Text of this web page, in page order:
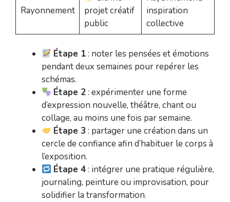
Rayonnement
projet créatif
public
inspiration
collective
Étape 1: noter les pensées et émotions
pendant deux semaines pour repérer les
schémas.
Étape 2: expérimenter une forme
d’expression nouvelle, théâtre, chant ou
collage, au moins une fois par semaine.
Étape 3 : partager une création dans un
cercle de confiance afin d’habituer le corps à
l’exposition.
Étape 4: intégrer une pratique régulière,
journaling, peinture ou improvisation, pour
solidifier la transformation.